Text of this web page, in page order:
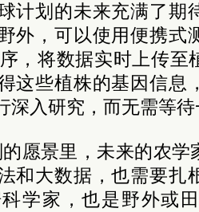
计划的未来充满了期
外，可以使用便携式
，将数据实时上传至
这些植株的基因信息
深入研究，而无需等
愿景里，未来的农
和大数据，也需要扎
学家，也是野外或